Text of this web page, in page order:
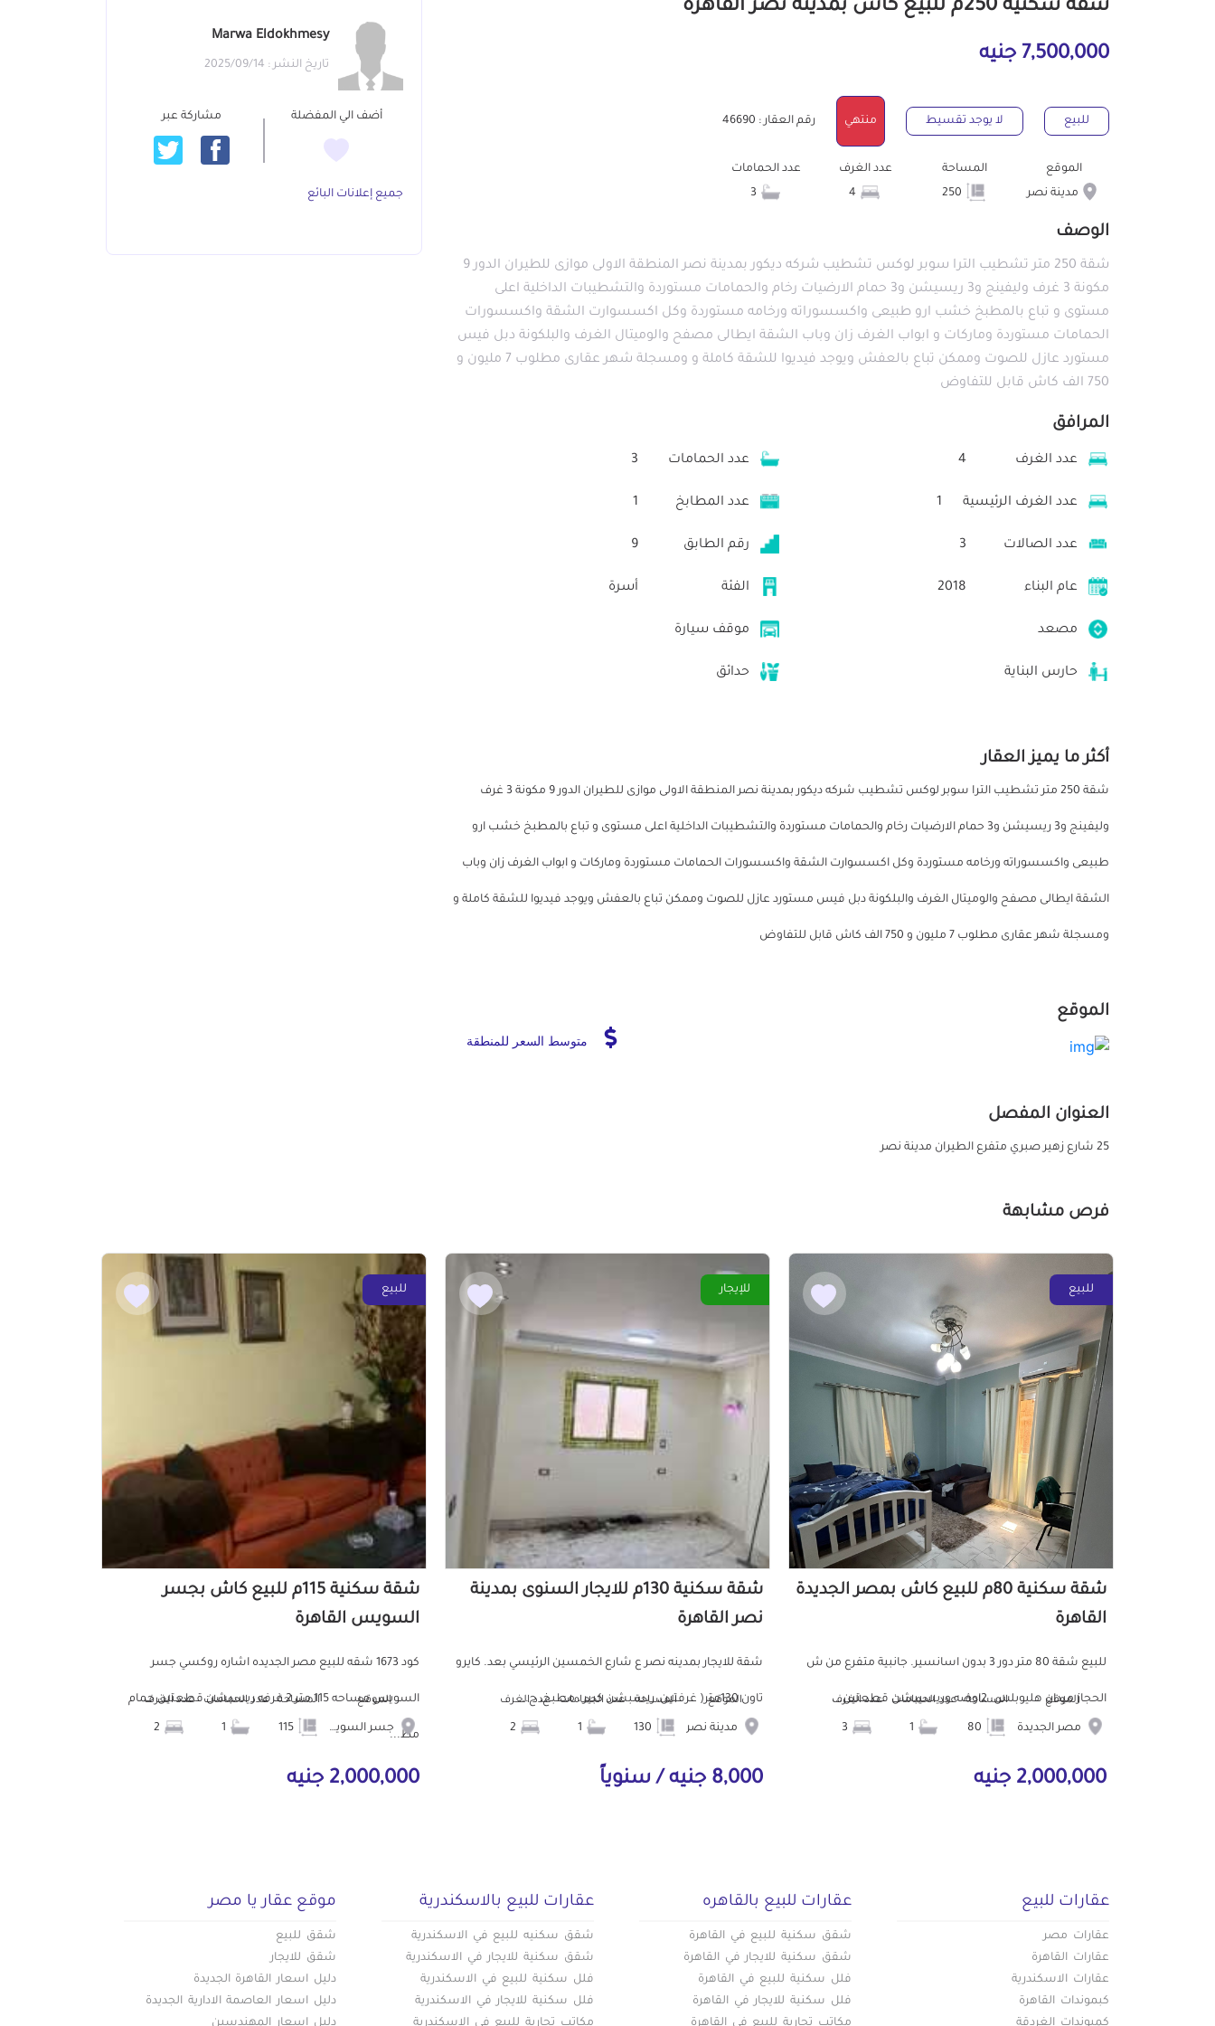
شقة سكنية 250م للبيع كاش بمدينة نصر القاهرة
7,500,000 جنيه
للبيع لا يوجد تقسيط منتهي رقم العقار : 46690
الموقع
مدينة نصر
المساحة
عدد الغرف
عدد الحمامات
الوصف
شقة 250 متر تشطيب الترا سوبر لوكس تشطيب شركه ديكور بمدينة نصر المنطقة الاولى موازى للطيران الدور 9
مكونة 3 غرف وليفينج و3 ريسيشن و3 حمام الارضيات رخام والحمامات مستوردة والتشطيبات الداخلية اعلى
مستوى و تباع بالمطبخ خشب ارو طبيعى واكسسوراته ورخامه مستوردة وكل اكسسوارت الشقة واكسسورات
الحمامات مستوردة وماركات و ابواب الغرف زان وباب الشقة ايطالى مصفح والوميتال الغرف والبلكونة دبل فيس
مستورد عازل للصوت وممكن تباع بالعفش ويوجد فيديوا للشقة كاملة و ومسجلة شهر عقارى مطلوب 7 مليون و
750 الف كاش قابل للتفاوض
المرافق
عدد الغرف 4 عدد الحمامات 3
عدد الغرف الرئيسية 1 عدد المطابخ 1
عدد الصالات 3 رقم الطابق 9
عام البناء 2018 الفئة أسرة
مصعد موقف سيارة
حارس البناية حدائق
أكثر ما يميز العقار
شقة 250 متر تشطيب الترا سوبر لوكس تشطيب شركه ديكور بمدينة نصر المنطقة الاولى موازى للطيران الدور 9 مكونة 3 غرف
وليفينج و3 ريسيشن و3 حمام الارضيات رخام والحمامات مستوردة والتشطيبات الداخلية اعلى مستوى و تباع بالمطبخ خشب ارو
طبيعى واكسسوراته ورخامه مستوردة وكل اكسسوارت الشقة واكسسورات الحمامات مستوردة وماركات و ابواب الغرف زان وباب
الشقة ايطالى مصفح والوميتال الغرف والبلكونة دبل فيس مستورد عازل للصوت وممكن تباع بالعفش ويوجد فيديوا للشقة كاملة و
ومسجلة شهر عقارى مطلوب 7 مليون و 750 الف كاش قابل للتفاوض
الموقع
متوسط السعر للمنطقة
العنوان المفصل
25 شارع زهير صبري متفرع الطيران مدينة نصر
‪Marwa Eldokhmesy‬‏
تاريخ النشر : 2025/09/14
أضف الي المفضلة مشاركة عبر
جميع إعلانات البائع
فرص مشابهة
للبيع
شقة سكنية 80م للبيع كاش بمصر الجديدة
القاهرة
للبيع شقة 80 متر دور 3 بدون اسانسير. جانبية متفرع من ش
الحجاز ميدان هليوبلس. 2اوضه وريسيبشن قطعتين...
الموقع
مصر الجديدة
المساحة عدد الحمامات عدد الغرف
2,000,000 جنيه
للإيجار
شقة سكنية 130م للايجار السنوى بمدينة
نصر القاهرة
شقة للايجار بمدينه نصر ع شارع الخمسين الرئيسي بعد. كايرو
تاون 130متر( غرفتين، ريسبشن كبير ، مطبخ، ح...الموقع
مدينة نصر
المساحة عدد الحمامات عدد الغرف
8,000 جنيه / سنوياً
للبيع
شقة سكنية 115م للبيع كاش بجسر
السويس القاهرة
كود 1673 شقه للبيع مصر الجديده اشاره روكسي جسر
السويس مساحه 115 متر 2 غرفه ريسبشن قطعتين حمام
مط...
الموقع
جسر السويس
المساحة عدد الحمامات عدد الغرف
2,000,000 جنيه
عقارات للبيع
عقارات مصر
عقارات القاهرة
عقارات الاسكندرية
كبموندات القاهرة
كمبوندات الغردقة
عقارات للبيع بالقاهره
شقق سكنية للبيع في القاهرة
شقق سكنية للايجار في القاهرة
فلل سكنية للبيع في القاهرة
فلل سكنية للايجار في القاهرة
مكاتب تجارية للبيع في القاهرة
عقارات للبيع بالاسكندرية
شقق سكنيه للبيع في الاسكندرية
شقق سكنية للايجار في الاسكندرية
فلل سكنية للبيع في الاسكندرية
فلل سكنية للايجار في الاسكندرية
مكاتب تجارية للبيع في الاسكندرية
موقع عقار يا مصر
شقق للبيع
شقق للايجار
دليل اسعار القاهرة الجديدة
دليل اسعار العاصمة الادارية الجديدة
دليل اسعار المهندسين